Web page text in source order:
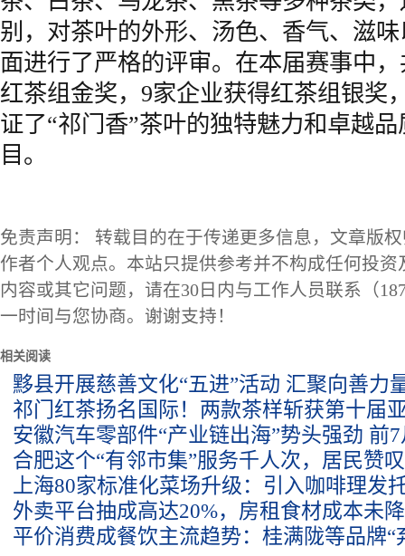
别，对茶叶的外形、汤色、香气、滋
面进行了严格的评审。在本届赛事中
红茶组金奖，9家企业获得红茶组银奖
证了“祁门香”茶叶的独特魅力和卓越
目。
免责声明： 转载目的在于传递更多信息，文章版
作者个人观点。本站只提供参考并不构成任何投
内容或其它问题，请在30日内与工作人员联系（
一时间与您协商。谢谢支持！
相关阅读
黟县开展慈善文化“五进”活动 汇聚向善力
祁门红茶扬名国际！两款茶样斩获第十届
安徽汽车零部件“产业链出海”势头强劲 前
合肥这个“有邻市集”服务千人次，居民赞
上海80家标准化菜场升级：引入咖啡理发
外卖平台抽成高达20%，房租食材成本未
平价消费成餐饮主流趋势：桂满陇等品牌“